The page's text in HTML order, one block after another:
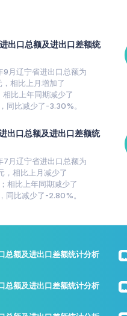
出口总额及进出口差额统
月辽宁省进出口总额为
相比上月增加了
比上年同期减少了
比减少了-3.30%。
出口总额及进出口差额统
月辽宁省进出口总额为
相比上月减少了
相比上年同期减少了
同比减少了-2.80%。
额及进出口差额统计分析
额及进出口差额统计分析